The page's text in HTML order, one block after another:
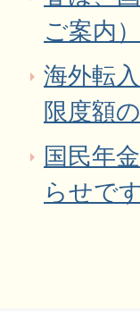
ご案内）
海外転
限度額
国民年
らせです